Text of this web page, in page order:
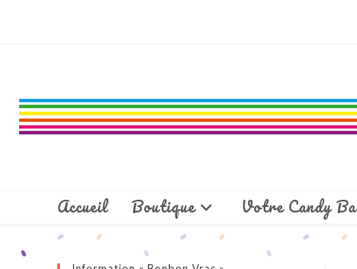
Accueil Boutique Votre Candy